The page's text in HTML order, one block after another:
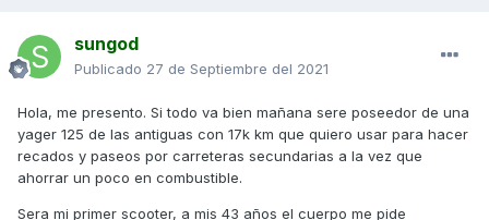
sungod
Publicado 27 de Septiembre del 2021
Hola, me presento. Si todo va bien mañana sere poseedor de una
yager 125 de las antiguas con 17k km que quiero usar para hacer
recados y paseos por carreteras secundarias a la vez que
ahorrar un poco en combustible.
Sera mi primer scooter, a mis 43 años el cuerpo me pide